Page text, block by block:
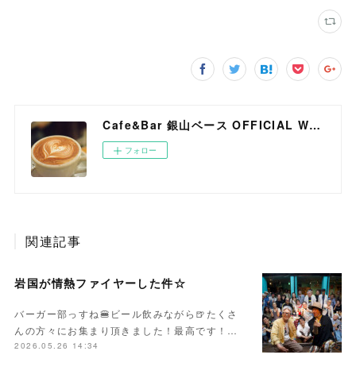
Cafe&Bar 銀山ベース OFFICIAL WEB SITE
フォロー
関連記事
岩国が情熱ファイヤーした件☆
バーガー部っすね🍔ビール飲みながら🍺たくさ
んの方々にお集まり頂きました！最高です！…
2026.05.26 14:34